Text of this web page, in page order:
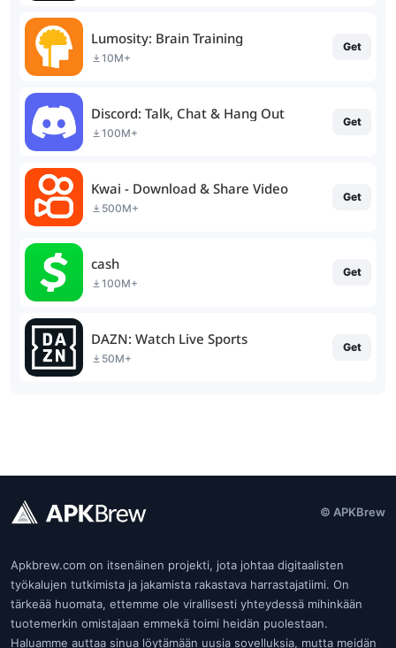
Lumosity: Brain Training
10M+
Get
Discord: Talk, Chat & Hang Out
100M+
Get
Kwai - Download & Share Video
500M+
Get
cash
100M+
Get
DAZN: Watch Live Sports
50M+
Get
© APKBrew
Apkbrew.com on itsenäinen projekti, jota johtaa digitaalisten
työkalujen tutkimista ja jakamista rakastava harrastajatiimi. On
tärkeää huomata, ettemme ole virallisesti yhteydessä mihinkään
tuotemerkin omistajaan emmekä toimi heidän puolestaan.
Haluamme auttaa sinua löytämään uusia sovelluksia, mutta meidän